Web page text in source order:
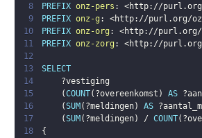
8
PREFIX onz-pers : <http://
9
PREFIX onz-g : <http://purl.org/
10
PREFIX onz-org : <http://purl.org/
11
PREFIX onz-zorg : <http://
12
13
SELECT
14
?vestiging
15
(COUNT( ?overeenkomst ) AS
16
(SUM ( ?meldingen) AS
17
(SUM ( ?meldingen) / COUNT(
18
{